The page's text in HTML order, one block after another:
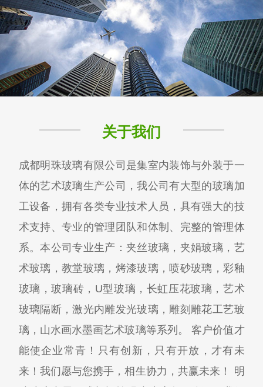
关于我们
成都明珠玻璃有限公司是集室内装饰与外装于一
体的艺术玻璃生产公司，我公司有大型的玻璃加
工设备，拥有各类专业技术人员，具有强大的技
术支持、专业的管理团队和体制、完整的管理体
系。本公司专业生产：夹丝玻璃，夹娟玻璃，艺
术玻璃，教堂玻璃，烤漆玻璃，喷砂玻璃，彩釉
玻璃，玻璃砖，U型玻璃，长虹压花玻璃，艺术
玻璃隔断，激光内雕发光玻璃，雕刻雕花工艺玻
璃，山水画水墨画艺术玻璃等系列。 客户价值才
能使企业常青！只有创新，只有开放，才有未
来！我们愿与您携手，相生协力，共赢未来！ 明